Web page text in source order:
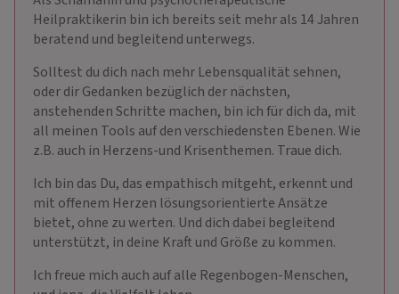
Heilpraktikerin bin ich bereits seit mehr als 14 Jahren
beratend und begleitend unterwegs.
Solltest du dich nach mehr Lebensqualität sehnen,
oder dir Gedanken bezüglich der nächsten,
anstehenden Schritte machen, bin ich für dich da, mit
all meinen Tools auf den verschiedensten Ebenen. Wie
z.B. auch in Herzens-und Krisenthemen. Traue dich.
Ich bin das Du, das empathisch mitgeht, erkennt und
mit offenem Herzen lösungsorientierte Ansätze
bietet, ohne zu werten. Und dich dabei begleitend
unterstützt, in deine Kraft und Größe zu kommen.
Ich freue mich auch auf alle Regenbogen-Menschen,